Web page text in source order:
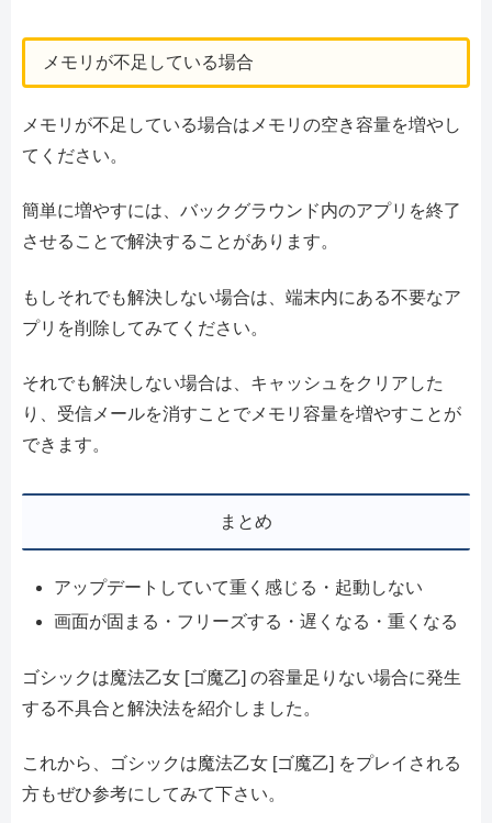
メモリが不足している場合
メモリが不足している場合はメモリの空き容量を増やし
てください。
簡単に増やすには、バックグラウンド内のアプリを終了
させることで解決することがあります。
もしそれでも解決しない場合は、端末内にある不要なア
プリを削除してみてください。
それでも解決しない場合は、キャッシュをクリアした
り、受信メールを消すことでメモリ容量を増やすことが
できます。
まとめ
アップデートしていて重く感じる・起動しない
画面が固まる・フリーズする・遅くなる・重くなる
ゴシックは魔法乙女 [ゴ魔乙] の容量足りない場合に発生
する不具合と解決法を紹介しました。
これから、ゴシックは魔法乙女 [ゴ魔乙] をプレイされる
方もぜひ参考にしてみて下さい。